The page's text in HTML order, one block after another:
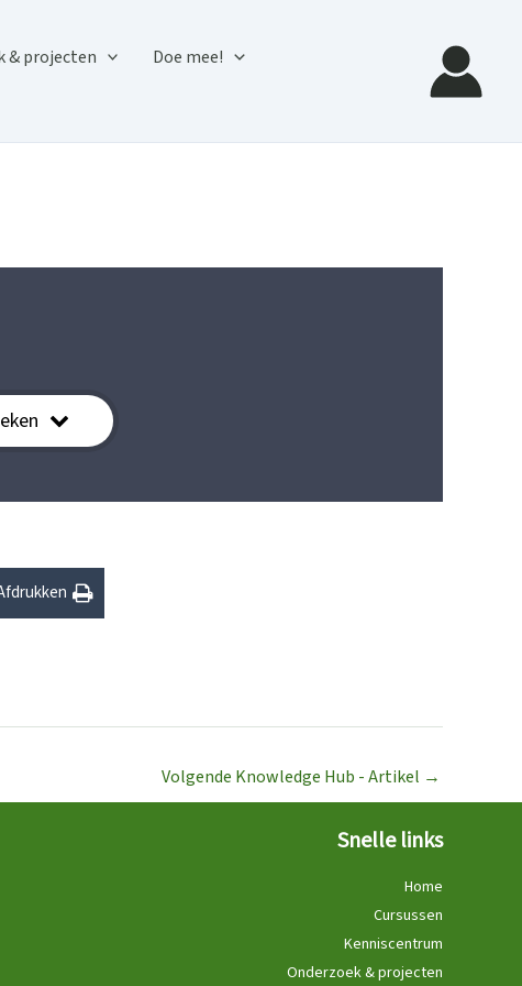
& projecten
Doe mee!
Volgende Knowledge Hub - Artikel →
Snelle links
Home
Cursussen
Kenniscentrum
Onderzoek & projecten